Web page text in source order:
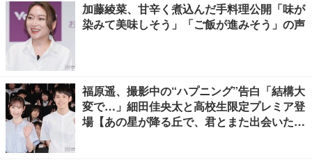
加藤綾菜、甘辛く煮込んだ手料理公開「味が
染みて美味しそう」「ご飯が進みそう」の声
福原遥、撮影中の“ハプニング”告白「結構大
変で…」細田佳央太と高校生限定プレミア登
場【あの星が降る丘で、君とまた出会いた